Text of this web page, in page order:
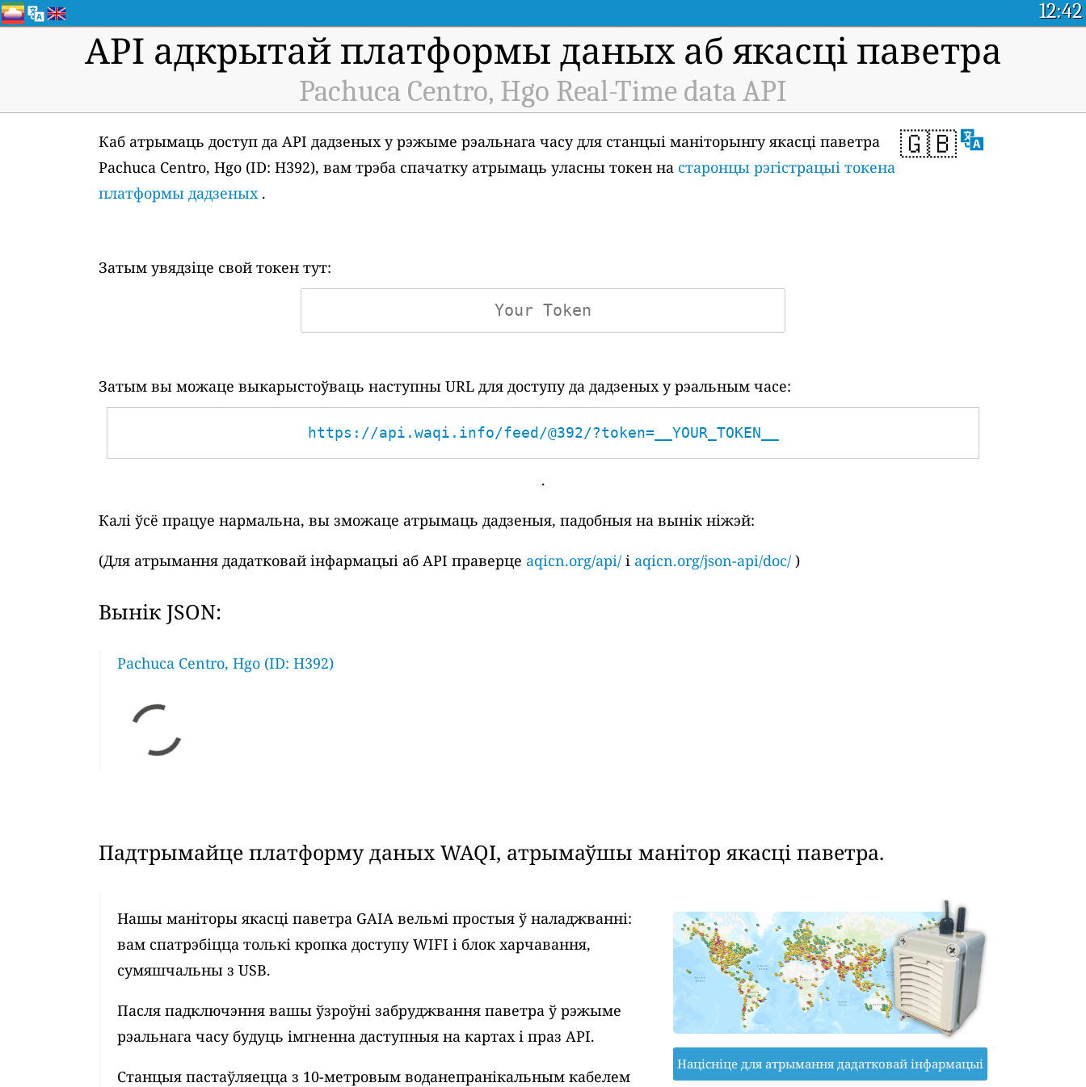
12:42
API адкрытай платформы даных аб якасці паветра
Pachuca Centro, Hgo Real-Time data API
🇬🇧
Каб атрымаць доступ да API дадзеных у рэжыме рэальнага часу для станцыі маніторынгу якасці паветра
Pachuca Centro, Hgo (ID: H392), вам трэба спачатку атрымаць уласны токен на старонцы рэгістрацыі токена
платформы дадзеных.
Затым увядзіце свой токен тут:
Затым вы можаце выкарыстоўваць наступны URL для доступу да дадзеных у рэальным часе:
https://api.waqi.info/feed/@392/?token=__YOUR_TOKEN__
.
Калі ўсё працуе нармальна, вы зможаце атрымаць дадзеныя, падобныя на вынік ніжэй:
(Для атрымання дадатковай інфармацыі аб API праверце aqicn.org/api/ і aqicn.org/json-api/doc/ )
Вынік JSON:
Pachuca Centro, Hgo (ID: H392)
Падтрымайце платформу даных WAQI, атрымаўшы манітор якасці паветра.
Нашы маніторы якасці паветра GAIA вельмі простыя ў наладжванні:
вам спатрэбіцца толькі кропка доступу WIFI і блок харчавання,
сумяшчальны з USB.
Пасля падключэння вашы ўзроўні забруджвання паветра ў рэжыме
рэальнага часу будуць імгненна даступныя на картах і праз API.
Станцыя пастаўляецца з 10-метровым воданепранікальным кабелем
Націсніце для атрымання дадатковай інфармацыі